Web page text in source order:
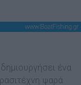
ένα
ψαρά